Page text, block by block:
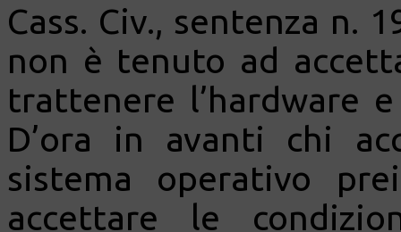
Cass. Civ., sentenza n.
non è tenuto ad
trattenere l’hardware
D’ora in avanti chi
sistema operativo
accettare le